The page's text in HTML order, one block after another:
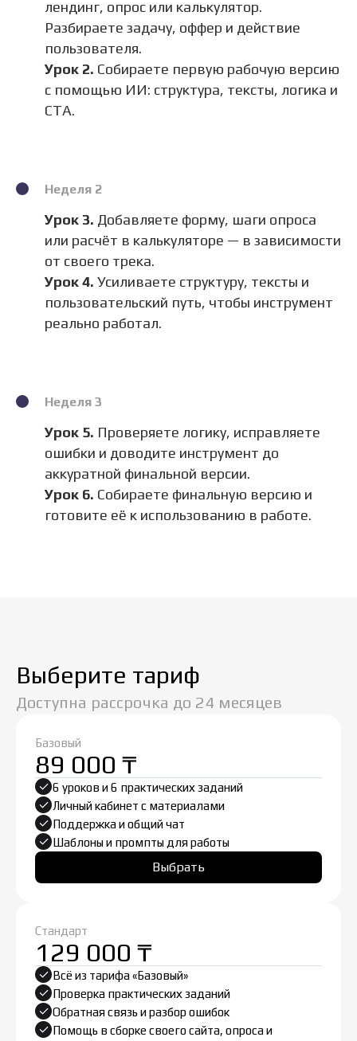
лендинг, опрос или калькулятор.
Разбираете задачу, оффер и действие
пользователя.
Урок 2. Собираете первую рабочую версию
с помощью ИИ: структура, тексты, логика и
CTA.
Неделя 2
Урок 3. Добавляете форму, шаги опроса
или расчёт в калькуляторе — в зависимости
от своего трека.
Урок 4. Усиливаете структуру, тексты и
пользовательский путь, чтобы инструмент
реально работал.
Неделя 3
Урок 5. Проверяете логику, исправляете
ошибки и доводите инструмент до
аккуратной финальной версии.
Урок 6. Собираете финальную версию и
готовите её к использованию в работе.
Выберите тариф
Доступна рассрочка до 24 месяцев
Базовый
89 000 ₸
6 уроков и 6 практических заданий
Личный кабинет с материалами
Поддержка и общий чат
Шаблоны и промпты для работы
Выбрать
Стандарт
129 000 ₸
Всё из тарифа «Базовый»
Проверка практических заданий
Обратная связь и разбор ошибок
Помощь в сборке своего сайта, опроса и